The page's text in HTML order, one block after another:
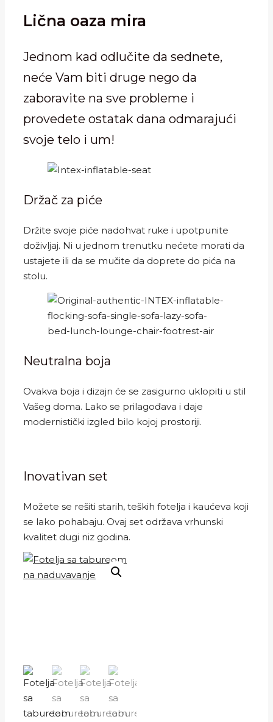
Lična oaza mira
Jednom kad odlučite da sednete,
neće Vam biti druge nego da
zaboravite na sve probleme i
provedete ostatak dana odmarajući
svoje telo i um!
Držač za piće
Držite svoje piće nadohvat ruke i upotpunite
doživljaj. Ni u jednom trenutku nećete morati da
ustajete ili da se mučite da doprete do pića na
stolu.
Neutralna boja
Ovakva boja i dizajn će se zasigurno uklopiti u stil
Vašeg doma. Lako se prilagođava i daje
modernistički izgled bilo kojoj prostoriji.
Inovativan set
Možete se rešiti starih, teških fotelja i kaućeva koji
se lako pohabaju. Ovaj set održava vrhunski
kvalitet dugi niz godina.